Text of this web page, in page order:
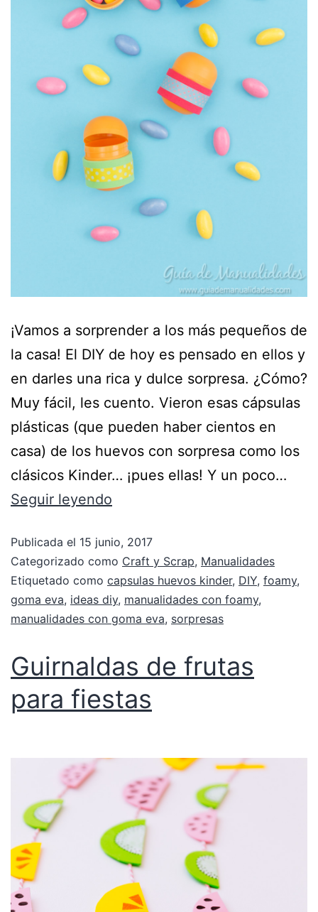
¡Vamos a sorprender a los más pequeños de
la casa! El DIY de hoy es pensado en ellos y
en darles una rica y dulce sorpresa. ¿Cómo?
Muy fácil, les cuento. Vieron esas cápsulas
plásticas (que pueden haber cientos en
casa) de los huevos con sorpresa como los
clásicos Kinder… ¡pues ellas! Y un poco…
Seguir leyendo
Publicada el 15 junio, 2017
Categorizado como Craft y Scrap, Manualidades
Etiquetado como capsulas huevos kinder, DIY, foamy,
goma eva, ideas diy, manualidades con foamy,
manualidades con goma eva, sorpresas
Guirnaldas de frutas
para fiestas